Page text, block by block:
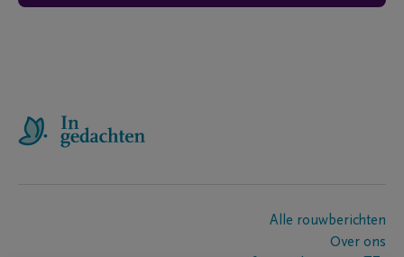
Alle rouwberichten
Over ons